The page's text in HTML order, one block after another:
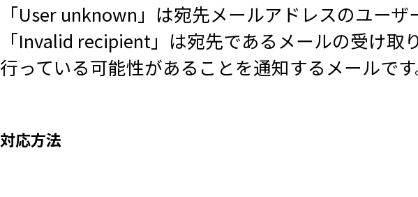
「User unknown」は宛先メールアドレスのユー
「Invalid recipient」は宛先であるメールの受け
行っている可能性があることを通知するメールです
対応方法